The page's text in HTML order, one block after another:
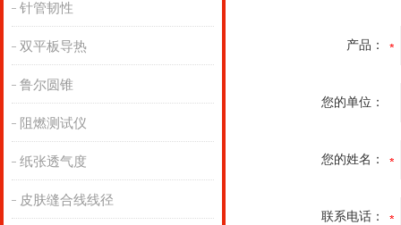
针管韧性
双平板导热
鲁尔圆锥
阻燃测试仪
纸张透气度
皮肤缝合线线径
产品：
您的单位：
您的姓名：
联系电话：